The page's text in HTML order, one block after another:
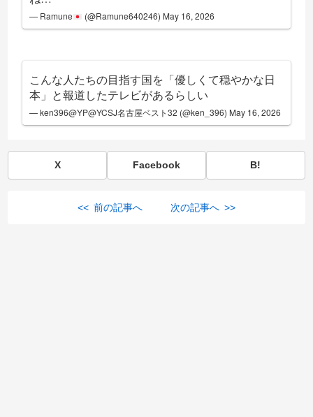
— Ramune (@Ramune640246) May 16, 2026
こんな人たちの目指す国を「優しくて穏やかな日
本」と報道したテレビがあるらしい
— ken396@YP@YCSJ名古屋ベスト32 (@ken_396) May 16, 2026
X Facebook B!
<< 前の記事へ 次の記事へ >>